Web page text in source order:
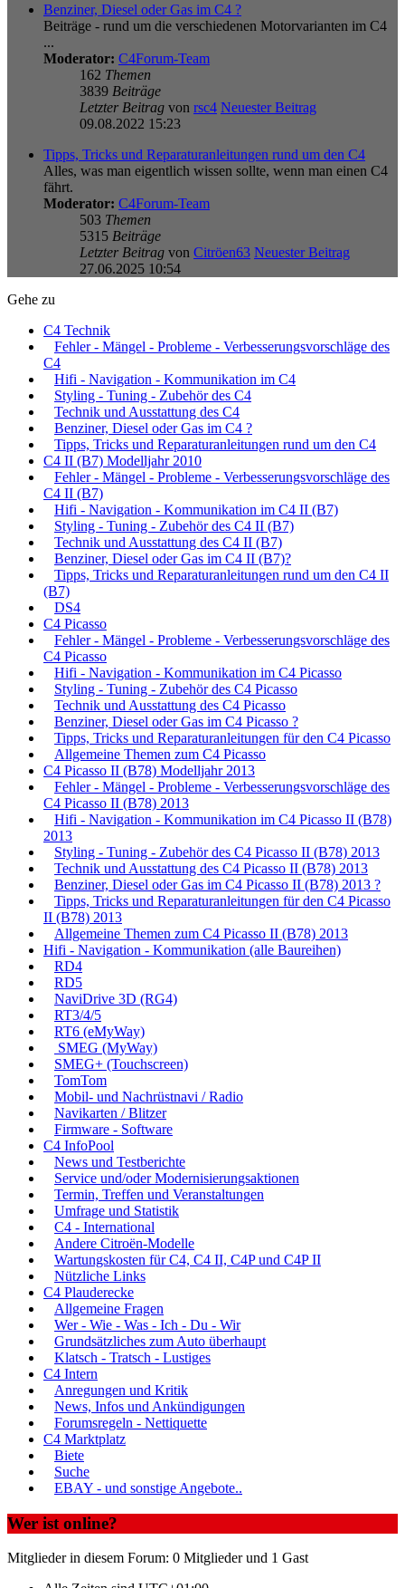
Benziner, Diesel oder Gas im C4 ?
Beiträge - rund um die verschiedenen Motorvarianten im C4
...
Moderator: C4Forum-Team
162 Themen
3839 Beiträge
Letzter Beitrag von rsc4 Neuester Beitrag
09.08.2022 15:23
Tipps, Tricks und Reparaturanleitungen rund um den C4
Alles, was man eigentlich wissen sollte, wenn man einen C4
fährt.
Moderator: C4Forum-Team
503 Themen
5315 Beiträge
Letzter Beitrag von Citröen63 Neuester Beitrag
27.06.2025 10:54
Gehe zu
C4 Technik
Fehler - Mängel - Probleme - Verbesserungsvorschläge des
C4
Hifi - Navigation - Kommunikation im C4
Styling - Tuning - Zubehör des C4
Technik und Ausstattung des C4
Benziner, Diesel oder Gas im C4 ?
Tipps, Tricks und Reparaturanleitungen rund um den C4
C4 II (B7) Modelljahr 2010
Fehler - Mängel - Probleme - Verbesserungsvorschläge des
C4 II (B7)
Hifi - Navigation - Kommunikation im C4 II (B7)
Styling - Tuning - Zubehör des C4 II (B7)
Technik und Ausstattung des C4 II (B7)
Benziner, Diesel oder Gas im C4 II (B7)?
Tipps, Tricks und Reparaturanleitungen rund um den C4 II
(B7)
DS4
C4 Picasso
Fehler - Mängel - Probleme - Verbesserungsvorschläge des
C4 Picasso
Hifi - Navigation - Kommunikation im C4 Picasso
Styling - Tuning - Zubehör des C4 Picasso
Technik und Ausstattung des C4 Picasso
Benziner, Diesel oder Gas im C4 Picasso ?
Tipps, Tricks und Reparaturanleitungen für den C4 Picasso
Allgemeine Themen zum C4 Picasso
C4 Picasso II (B78) Modelljahr 2013
Fehler - Mängel - Probleme - Verbesserungsvorschläge des
C4 Picasso II (B78) 2013
Hifi - Navigation - Kommunikation im C4 Picasso II (B78)
2013
Styling - Tuning - Zubehör des C4 Picasso II (B78) 2013
Technik und Ausstattung des C4 Picasso II (B78) 2013
Benziner, Diesel oder Gas im C4 Picasso II (B78) 2013 ?
Tipps, Tricks und Reparaturanleitungen für den C4 Picasso
II (B78) 2013
Allgemeine Themen zum C4 Picasso II (B78) 2013
Hifi - Navigation - Kommunikation (alle Baureihen)
RD4
RD5
NaviDrive 3D (RG4)
RT3/4/5
RT6 (eMyWay)
SMEG (MyWay)
SMEG+ (Touchscreen)
TomTom
Mobil- und Nachrüstnavi / Radio
Navikarten / Blitzer
Firmware - Software
C4 InfoPool
News und Testberichte
Service und/oder Modernisierungsaktionen
Termin, Treffen und Veranstaltungen
Umfrage und Statistik
C4 - International
Andere Citroën-Modelle
Wartungskosten für C4, C4 II, C4P und C4P II
Nützliche Links
C4 Plauderecke
Allgemeine Fragen
Wer - Wie - Was - Ich - Du - Wir
Grundsätzliches zum Auto überhaupt
Klatsch - Tratsch - Lustiges
C4 Intern
Anregungen und Kritik
News, Infos und Ankündigungen
Forumsregeln - Nettiquette
C4 Marktplatz
Biete
Suche
EBAY - und sonstige Angebote..
Wer ist online?
Mitglieder in diesem Forum: 0 Mitglieder und 1 Gast